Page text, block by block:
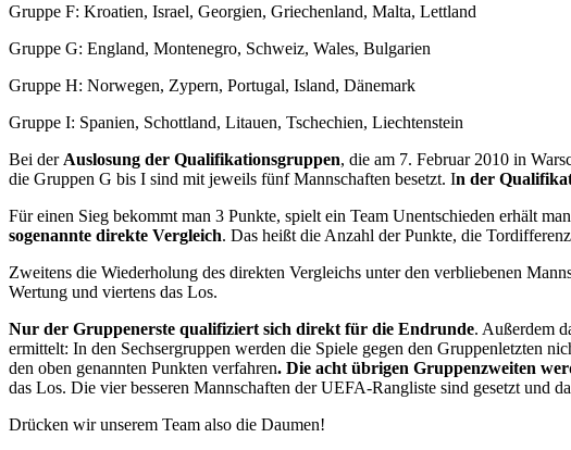
Gruppe F: Kroatien, Israel, Georgien, Griechenland, Malta, Lettland
Gruppe G: England, Montenegro, Schweiz, Wales, Bulgarien
Gruppe H: Norwegen, Zypern, Portugal, Island, Dänemark
Gruppe I: Spanien, Schottland, Litauen, Tschechien, Liechtenstein
Bei der Auslosung der Qualifikationsgruppen, die am 7. Februar 2010 in
die Gruppen G bis I sind mit jeweils fünf Mannschaften besetzt. In der
Für einen Sieg bekommt man 3 Punkte, spielt ein Team Unentschieden erhält
sogenannte direkte Vergleich. Das heißt die Anzahl der Punkte, die
Zweitens die Wiederholung des direkten Vergleichs unter den verbliebenen
Wertung und viertens das Los.
Nur der Gruppenerste qualifiziert sich direkt für die Endrunde. Außerdem
ermittelt: In den Sechsergruppen werden die Spiele gegen den Gruppenletzten
den oben genannten Punkten verfahren. Die acht übrigen Gruppenzweiten
das Los. Die vier besseren Mannschaften der UEFA-Rangliste sind gesetzt und
Drücken wir unserem Team also die Daumen!